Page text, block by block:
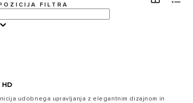
OBISK
Zakaj izbrati grelnik vode Ariston?
FILTRA
udobnega upravljanja z elegantnim dizajnom in